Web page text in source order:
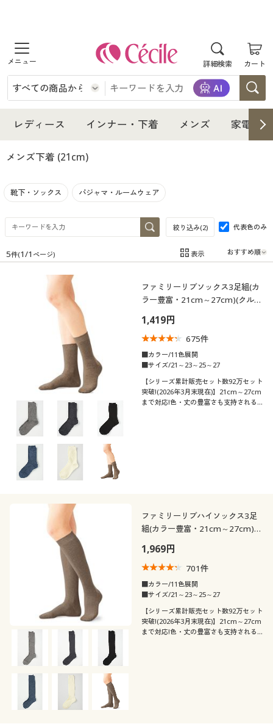
詳細検索 カート
商品を探す
レディース
レディースファッション
女性下着
インナー・下着
インナー・下着通販すべて
女性下着
メンズ下着
ジュニア・ティーンズ下着
メンズ
メンズ通販すべて
メンズファッション
メンズ下着
家電・雑貨
家電・雑貨すべて
家電
キッチン・雑貨・日用品
寝具・インテリア・家具
寝具・インテリア・家具通販すべて
家具・収納
カーテン・ラグ・ファブリック
美容・健康
美容・健康通販すべて
美容・健康・サプリメント
制服・スクール
制服・スクールすべて
制服・学生服
ジュニア・ティーンズ下着
大きいサイズ通販すべて
大きいサイズ レディース服
大きいサイズ レディース下着
大きいサイズ メンズ
バーゲンセール
シークレットセール
詳細検索
商品カテゴリ一覧
カタログ
カタログ・チラシからのご注文
デジタルカタログ
カタログ無料プレゼント
会員メニュー
マイページ
閲覧履歴
お気に入り
サポート
レディース インナー・下着 メンズ 家電・
メンズ下着 (21cm)
靴下・ソックス パジャマ・ルームウェア
絞り込み(2) 代表色のみ
在庫 在庫のある商品のみ表示
(4〜4.9)
靴・靴下サイ
21 22.5 23 23.5
24 24.5
27 27.5
30
柄・デザイン
機能・特徴
ウォッシャブル(洗
シーン
スクール
5件(1/1 ページ) 表示
ファミリーリブソックス3足組(カ
ラー豊富・21cm～27cm)(クルー
1,419円
675件
■カラー/11色展開
■サイズ/21～23～25～27
【シリーズ累計販売セット数92万セット
突破!(2026年3月末現在)】21cm～27cm
まで対応!色・丈の豊富さも支持される
ファミリーリブハイソックス3足
組(カラー豊富・21cm～27cm)
1,969円
701件
■カラー/11色展開
■サイズ/21～23～25～27
【シリーズ累計販売セット数92万セット
突破!(2026年3月末現在)】21cm～27cm
まで対応!色・丈の豊富さも支持される